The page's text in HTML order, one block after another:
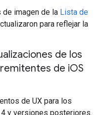
imagen de la Lista de
para reflejar la
de los
de iOS
de UX para los
y versiones posteriores.